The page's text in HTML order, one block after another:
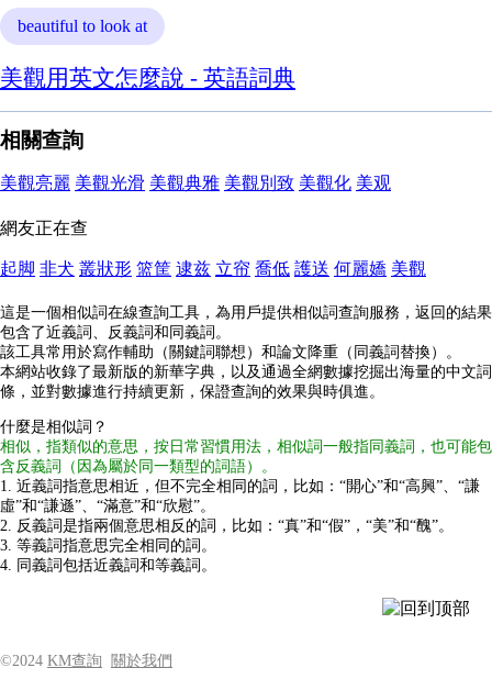
beautiful to look at
美觀用英文怎麼說 - 英語詞典
相關查詢
美觀亮麗 美觀光滑 美觀典雅 美觀別致 美觀化 美观
網友正在查
起脚 非犬 叢狀形 篮筐 逮兹 立帘 喬低 護送 何麗嬌 美觀
這是一個相似詞在線查詢工具，為用戶提供相似詞查詢服務，返回的結果
包含了近義詞、反義詞和同義詞。
該工具常用於寫作輔助（關鍵詞聯想）和論文降重（同義詞替換）。
本網站收錄了最新版的新華字典，以及通過全網數據挖掘出海量的中文詞
條，並對數據進行持續更新，保證查詢的效果與時俱進。
什麼是相似詞？
相似，指類似的意思，按日常習慣用法，相似詞一般指同義詞，也可能包
含反義詞（因為屬於同一類型的詞語）。
1. 近義詞指意思相近，但不完全相同的詞，比如：“開心”和“高興”、“謙
虛”和“謙遜”、“滿意”和“欣慰”。
2. 反義詞是指兩個意思相反的詞，比如：“真”和“假”，“美”和“醜”。
3. 等義詞指意思完全相同的詞。
4. 同義詞包括近義詞和等義詞。
©2024 KM查詢 關於我們